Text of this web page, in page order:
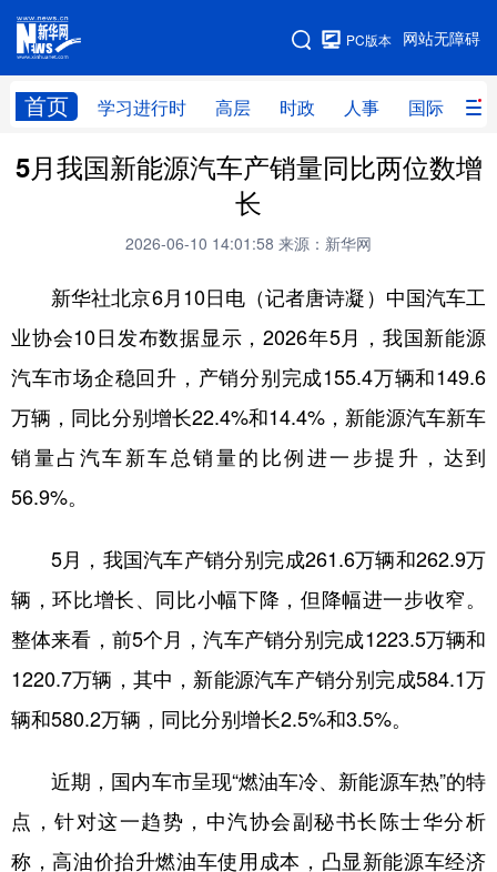
网站无障碍
PC版本
首页 学习进行时 高层 时政 人事 国际 财
网站地图
学习进行时 高层 时政 人事
科技 科创 量子 体育
文化 书画 健康 军事
法律 中央文件 金融 汽车
食品
彩票 娱乐 时尚 悦读
公益 一带一路 亚太网 上市公司
文化产业
地方频道
北京 天津 河北 山西
5月我国新能源汽车产销量同比两位数增
长
2026-06-10 14:01:58 来源：新华网
新华社北京6月10日电（记者唐诗凝）中国汽车工
业协会10日发布数据显示，2026年5月，我国新能源
汽车市场企稳回升，产销分别完成155.4万辆和149.6
万辆，同比分别增长22.4%和14.4%，新能源汽车新车
销量占汽车新车总销量的比例进一步提升，达到
56.9%。
5月，我国汽车产销分别完成261.6万辆和262.9万
辆，环比增长、同比小幅下降，但降幅进一步收窄。
整体来看，前5个月，汽车产销分别完成1223.5万辆和
1220.7万辆，其中，新能源汽车产销分别完成584.1万
辆和580.2万辆，同比分别增长2.5%和3.5%。
近期，国内车市呈现“燃油车冷、新能源车热”的特
点，针对这一趋势，中汽协会副秘书长陈士华分析
称，高油价抬升燃油车使用成本，凸显新能源车经济